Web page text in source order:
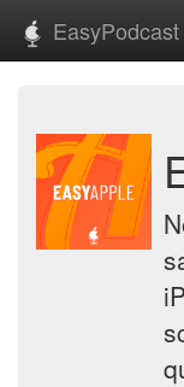
EasyPodcast